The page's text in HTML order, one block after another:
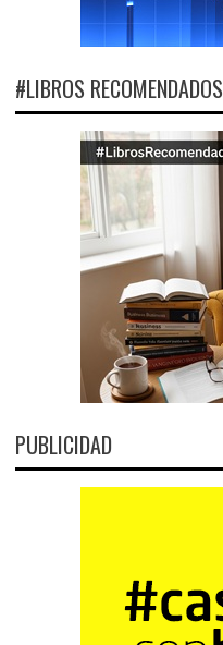
#LIBROS RECOMENDADOS
PUBLICIDAD